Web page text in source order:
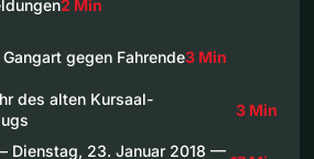
2 Min
Gangart gegen Fahrende3 Min
des alten Kursaal-
3 Min
Dienstag, 23. Januar 2018 —